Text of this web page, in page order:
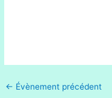
← Évènement précédent